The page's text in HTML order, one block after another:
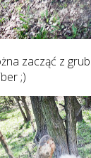
zacząć z
;)